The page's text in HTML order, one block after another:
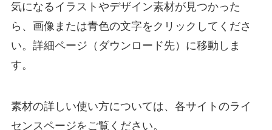
気になるイラストやデザイン素材が見つかった
ら、画像または青色の文字をクリックしてくださ
い。詳細ページ（ダウンロード先）に移動しま
す。
素材の詳しい使い方については、各サイトのライ
センスページをご覧ください。